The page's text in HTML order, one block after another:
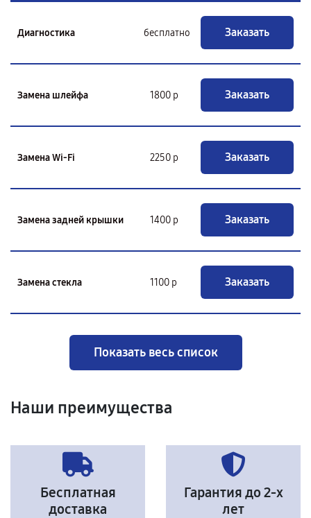
Диагностика бесплатно Заказать
Замена шлейфа 1800 р Заказать
Замена Wi-Fi 2250 р Заказать
Замена задней крышки 1400 р Заказать
Замена стекла 1100 р Заказать
Показать весь список
Наши преимущества
Бесплатная
доставка
Гарантия до 2-х
лет